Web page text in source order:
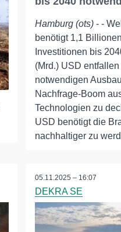
Hamburg (ots) - -
benötigt 1,1
Investitionen bis
(Mrd.) USD
notwendigen
Nachfrage-Boom
Technologien zu
USD benötigt die
nachhaltiger zu
05.11.2025 – 16:07
DEKRA SE